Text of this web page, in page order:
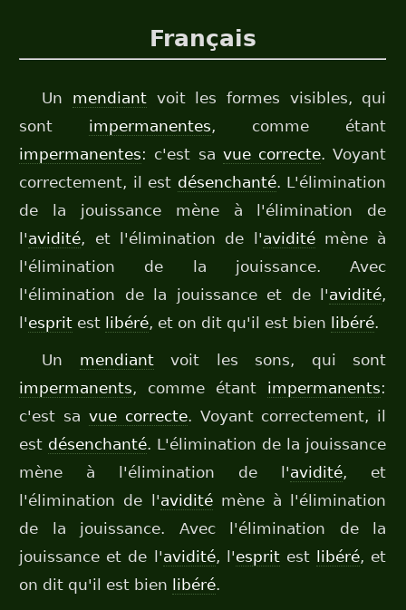
Français
Un mendiantvoit les formes visibles, qui
sont impermanentes, comme étant
impermanentes: c'est sa vue correcte. Voyant
correctement, il est désenchanté. L'élimination
de la jouissance mène à l'élimination de
l'avidité, et l'élimination de l'aviditémène à
l'élimination de la jouissance. Avec
l'élimination de la jouissance et de l'avidité,
l'esprit est libéré, et on dit qu'il est bien libéré.
Un mendiantvoit les sons, qui sont
impermanents, comme étant impermanents:
c'est sa vue correcte. Voyant correctement, il
est désenchanté. L'élimination de la jouissance
mène à l'élimination de l'avidité, et
l'élimination de l'aviditémène à l'élimination
de la jouissance. Avec l'élimination de la
jouissance et de l'avidité, l'espritest libéré, et
on dit qu'il est bien libéré.